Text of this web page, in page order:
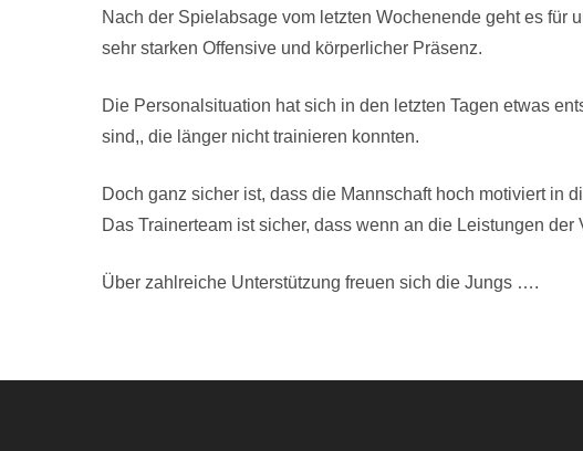
Nach der Spielabsage vom letzten Wochenende geht es für
sehr starken Offensive und körperlicher Präsenz.
Die Personalsituation hat sich in den letzten Tagen etwas
sind,, die länger nicht trainieren konnten.
Doch ganz sicher ist, dass die Mannschaft hoch motiviert in
Das Trainerteam ist sicher, dass wenn an die Leistungen
Über zahlreiche Unterstützung freuen sich die Jungs ….